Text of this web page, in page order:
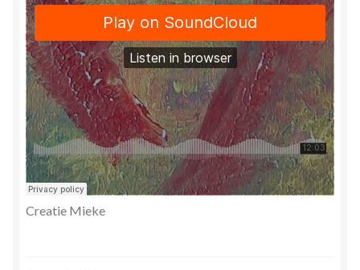
Stress en Burn-out Coaching
Tarot
Transactionele Analyse
Verbinden en Transformeren met 17 Archeia en hun
Tweelingvlam
Webshop
Creatie Mieke